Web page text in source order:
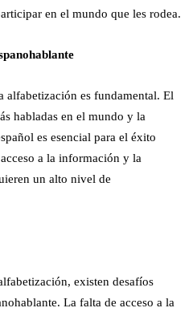
en el mundo que les rodea.
alfabetización es fundamental. El
habladas en el mundo y la
es esencial para el éxito
a la información y la
un alto nivel de
existen desafíos
La falta de acceso a la